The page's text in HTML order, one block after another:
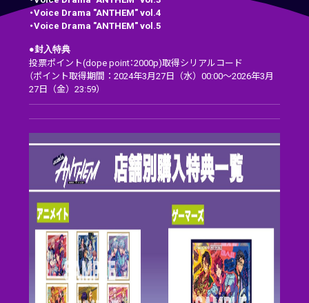
・Voice Drama "ANTHEM" vol.4
・Voice Drama "ANTHEM" vol.5
●封入特典
投票ポイント(dope point：2000p)取得シリアルコード
（ポイント取得期間：2024年3月27日（水）00:00～2026年3月
27日（金）23:59）